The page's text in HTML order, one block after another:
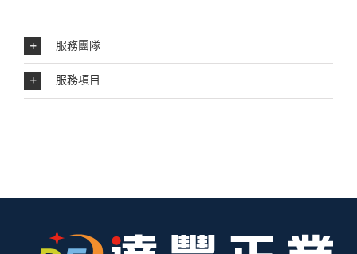
服務團隊
服務項目